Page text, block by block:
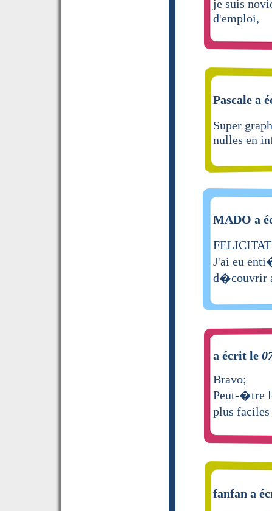
je suis
d'emploi,
Pascale a
Super
nulles en
MADO a
J'ai eu
d�couvrir
a écrit le
Bravo;
Peut-�tre
plus
fanfan a